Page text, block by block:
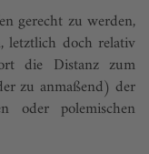
gerecht zu werden,
letztlich doch relativ
die Distanz zum
zu anmaßend) der
polemischen